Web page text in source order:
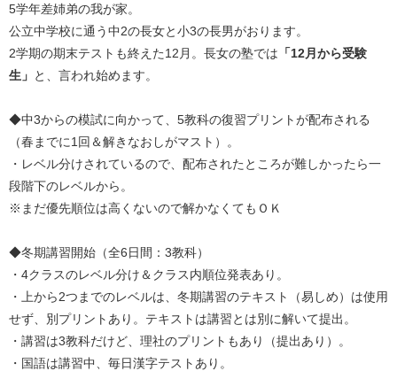
5学年差姉弟の我が家。
公立中学校に通う中2の長女と小3の長男がおります。
2学期の期末テストも終えた12月。長女の塾では 「12月から受験
生」 と、言われ始めます。
◆中3からの模試に向かって、5教科の復習プリントが配布される
（春までに1回＆解きなおしがマスト）。
・レベル分けされているので、配布されたところが難しかったら一
段階下のレベルから。
※まだ優先順位は高くないので解かなくてもＯＫ
◆冬期講習開始（全6日間：3教科）
・4クラスのレベル分け＆クラス内順位発表あり。
・上から2つまでのレベルは、冬期講習のテキスト（易しめ）は使用
せず、別プリントあり。テキストは講習とは別に解いて提出。
・講習は3教科だけど、理社のプリントもあり（提出あり）。
・国語は講習中、毎日漢字テストあり。